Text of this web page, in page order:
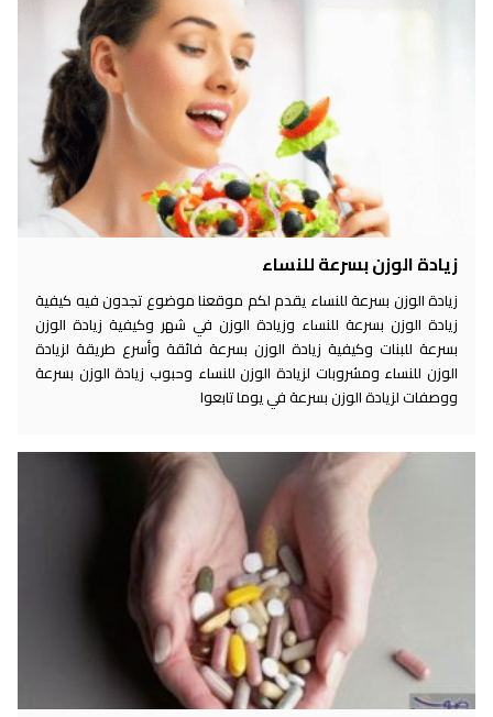
زيادة الوزن بسرعة للنساء
زيادة الوزن بسرعة للنساء يقدم لكم موقعنا موضوع تجدون فيه كيفية
زيادة الوزن بسرعة للنساء وزيادة الوزن في شهر وكيفية زيادة الوزن
بسرعة للبنات وكيفية زيادة الوزن بسرعة فائقة وأسرع طريقة لزيادة
الوزن للنساء ومشروبات لزيادة الوزن للنساء وحبوب زيادة الوزن بسرعة
ووصفات لزيادة الوزن بسرعة في يوما تابعوا